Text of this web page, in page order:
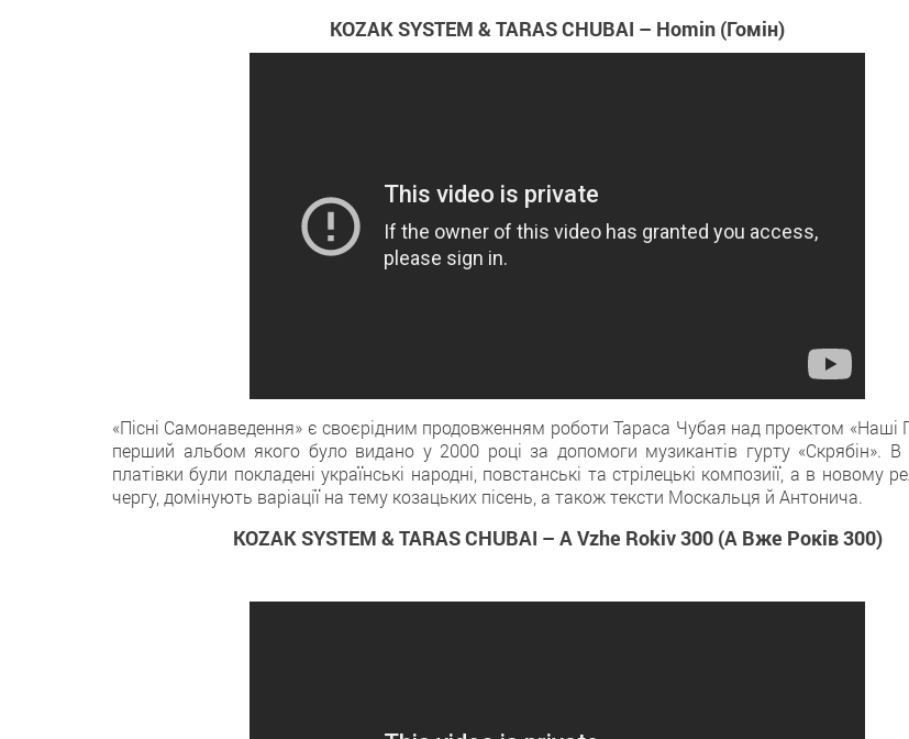
KOZAK SYSTEM & TARAS CHUBAI – Homin (Гомін)
«Пісні Самонаведення» є своєрідним продовженням роботи Тараса Чубая над проектом «Наші
перший альбом якого було видано у 2000 році за допомоги музикантів гурту «Скрябін». В
платівки були покладені українські народні, повстанські та стрілецькі композиії, а в новому
чергу, домінують варіації на тему козацьких пісень, а також тексти Москальця й Антонича.
KOZAK SYSTEM & TARAS CHUBAI – A Vzhe Rokiv 300 (А Вже Років 300)